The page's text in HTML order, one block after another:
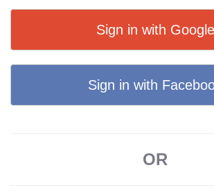
Sign in with Google
Sign in with
OR